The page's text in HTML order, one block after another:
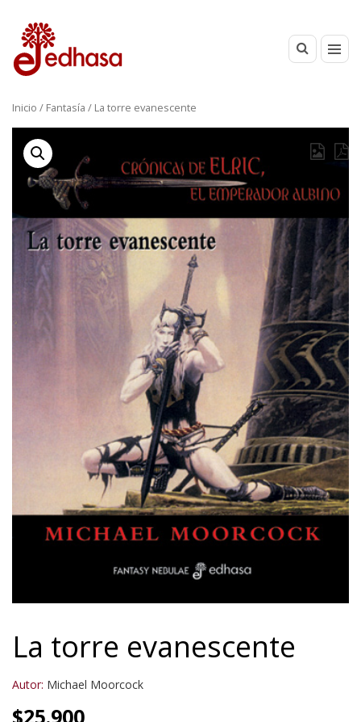
Inicio / Fantasía / La torre evanescente
La torre evanescente
Autor: Michael Moorcock
$25.900